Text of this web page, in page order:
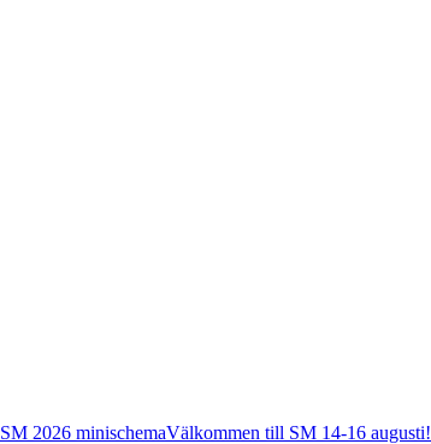
SM 2026 minischemaVälkommen till SM 14-16 augusti!